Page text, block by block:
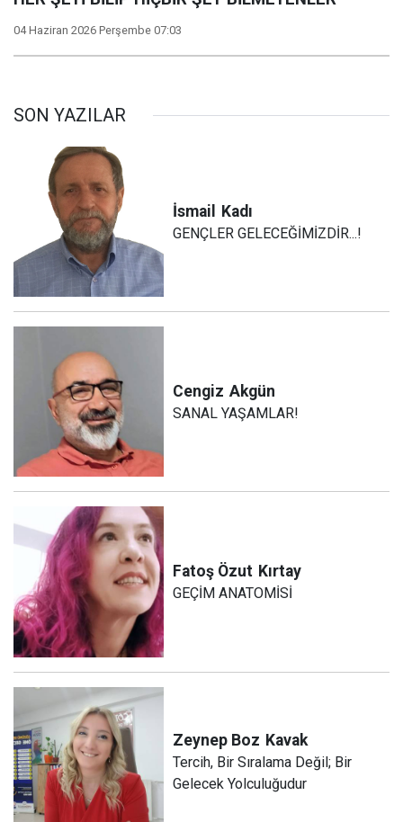
04 Haziran 2026 Perşembe 07:03
SON YAZILAR
İsmail Kadı
GENÇLER GELECEĞİMİZDİR...!
Cengiz Akgün
SANAL YAŞAMLAR!
Fatoş Özut Kırtay
GEÇİM ANATOMİSİ
Zeynep Boz Kavak
Tercih, Bir Sıralama Değil; Bir
Gelecek Yolculuğudur